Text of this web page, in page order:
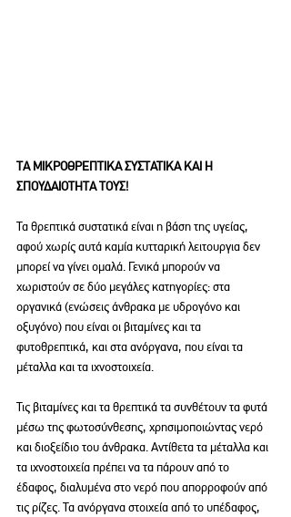
ΤΑ ΜΙΚΡΟΘΡΕΠΤΙΚΑ ΣΥΣΤΑΤΙΚΑ ΚΑΙ Η
ΣΠΟΥΔΑΙΟΤΗΤΑ ΤΟΥΣ!
Τα θρεπτικά συστατικά είναι η βάση της υγείας,
αφού χωρίς αυτά καμία κυτταρική λειτουργια δεν
μπορεί να γίνει ομαλά. Γενικά μπορούν να
χωριστούν σε δύο μεγάλες κατηγορίες: στα
οργανικά (ενώσεις άνθρακα με υδρογόνο και
οξυγόνο) που είναι οι βιταμίνες και τα
φυτοθρεπτικά, και στα ανόργανα, που είναι τα
μέταλλα και τα ιχνοστοιχεία.
Τις βιταμίνες και τα θρεπτικά τα συνθέτουν τα φυτά
μέσω της φωτοσύνθεσης, χρησιμοποιώντας νερό
και διοξείδιο του άνθρακα. Αντίθετα τα μέταλλα και
τα ιχνοστοιχεία πρέπει να τα πάρουν από το
έδαφος, διαλυμένα στο νερό που απορροφούν από
τις ρίζες. Τα ανόργανα στοιχεία από το υπέδαφος,